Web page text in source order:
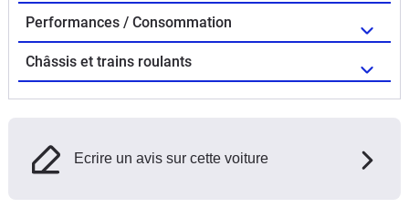
Performances / Consommation
Châssis et trains roulants
Ecrire un avis sur cette voiture